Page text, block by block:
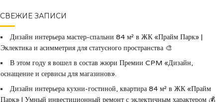
СВЕЖИЕ ЗАПИСИ
Дизайн интерьера мастер-спальни 84 м² в ЖК «Прайм Парк» |
Эклектика и асимметрия для статусного пространства 🎨
В этом году я вошел в состав жюри Премии CPM «Дизайн,
оснащение и сервисы для магазинов».
Дизайн интерьера кухни-гостиной, квартира 84 м² в ЖК «Прайм
Парк» | Умный инвестиционный ремонт с эклектичным характером 💰